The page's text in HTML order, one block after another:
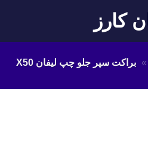
کارز
» براکت سپر جلو چپ لیفان X50